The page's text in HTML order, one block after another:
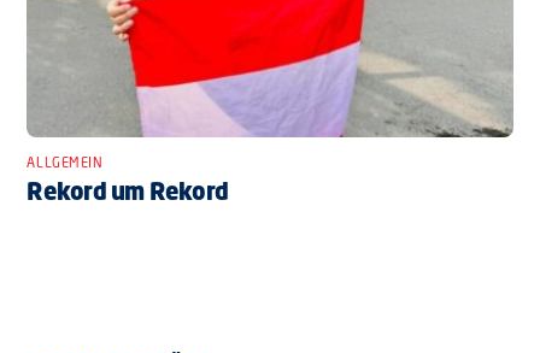
ALLGEMEIN
Rekord um Rekord